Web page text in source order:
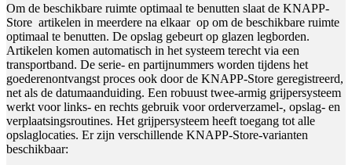
Om de beschikbare ruimte optimaal te benutten slaat de KNAPP-
Store artikelen in meerdere na elkaar op om de beschikbare ruimte
optimaal te benutten. De opslag gebeurt op glazen legborden.
Artikelen komen automatisch in het systeem terecht via een
transportband. De serie- en partijnummers worden tijdens het
goederenontvangst proces ook door de KNAPP-Store geregistreerd,
net als de datumaanduiding. Een robuust twee-armig grijpersysteem
werkt voor links- en rechts gebruik voor orderverzamel-, opslag- en
verplaatsingsroutines. Het grijpersysteem heeft toegang tot alle
opslaglocaties. Er zijn verschillende KNAPP-Store-varianten
beschikbaar: